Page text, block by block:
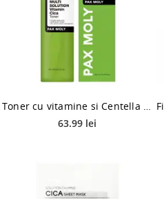
Toner cu vitamine si Centella Asiatica, 160ml, Pax Moly
63.99 lei